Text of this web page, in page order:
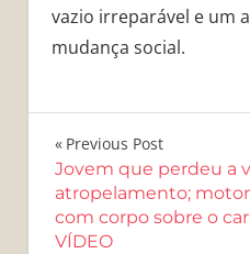
vazio irreparável e um
mudança social.
Navegação
de
Post
Previous Post
Jovem que perdeu a
atropelamento;
com corpo sobre o
VÍDEO